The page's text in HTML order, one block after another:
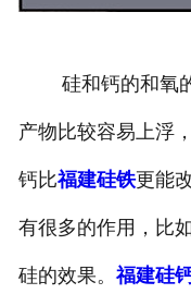
硅和钙的和氧的
产物比较容易上浮
钙比福建硅铁更能
有很多的作用，比
硅的效果。 福建硅